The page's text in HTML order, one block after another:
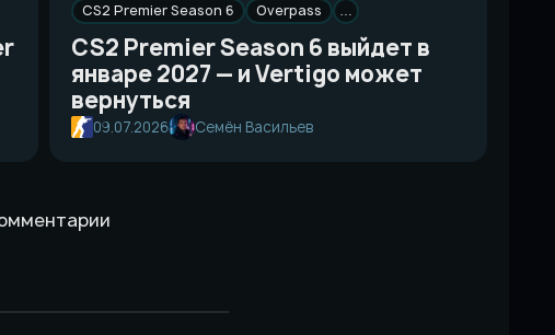
CS2 Premier Season 6 Overpass …
CS2 Premier Season 6 выйдет в
январе 2027 — и Vertigo может
вернуться
09.07.2026 Семён Васильев